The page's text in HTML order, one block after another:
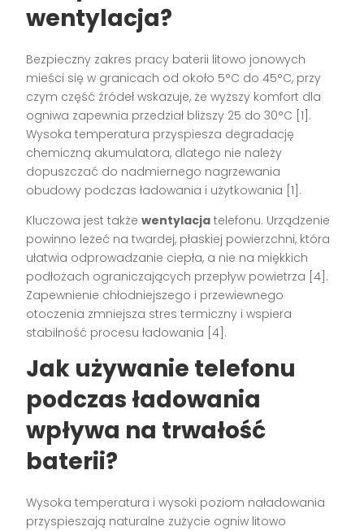
wentylacja?
Bezpieczny zakres pracy baterii litowo jonowych
mieści się w granicach od około 5°C do 45°C, przy
czym część źródeł wskazuje, że wyższy komfort dla
ogniwa zapewnia przedział bliższy 25 do 30°C [1].
Wysoka temperatura przyspiesza degradację
chemiczną akumulatora, dlatego nie należy
dopuszczać do nadmiernego nagrzewania
obudowy podczas ładowania i użytkowania [1].
Kluczowa jest takżewentylacja telefonu. Urządzenie
powinno leżeć na twardej, płaskiej powierzchni, która
ułatwia odprowadzanie ciepła, a nie na miękkich
podłożach ograniczających przepływ powietrza [4].
Zapewnienie chłodniejszego i przewiewnego
otoczenia zmniejsza stres termiczny i wspiera
stabilność procesu ładowania [4].
Jak używanie telefonu
podczas ładowania
wpływa na trwałość
baterii?
Wysoka temperatura i wysoki poziom naładowania
przyspieszają naturalne zużycie ogniw litowo